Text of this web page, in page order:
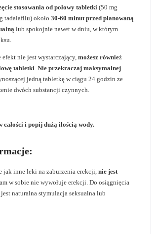
stosowania od połowy tabletki (50 mg
tadalafilu) około 30-60 minut przed planowaną
lub spokojnie nawet w dniu, w którym
efekt nie jest wystarczający, możesz również
tabletki. Nie przekraczaj maksymalnej
jedną tabletkę w ciągu 24 godzin ze
dwóch substancji czynnych.
całości i popij dużą ilością wody.
jak inne leki na zaburzenia erekcji, nie jest
w sobie nie wywołuje erekcji. Do osiągnięcia
naturalna stymulacja seksualna lub